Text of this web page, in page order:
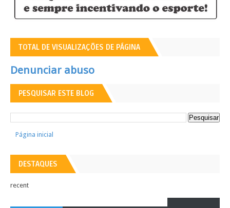
TOTAL DE VISUALIZAÇÕES DE PÁGINA
Denunciar abuso
PESQUISAR ESTE BLOG
Página inicial
DESTAQUES
recent